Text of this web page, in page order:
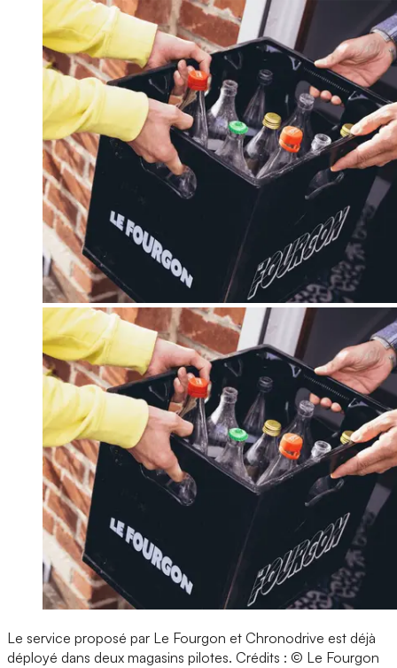
Le service proposé par Le Fourgon et Chronodrive est déjà
déployé dans deux magasins pilotes. Crédits : © Le Fourgon